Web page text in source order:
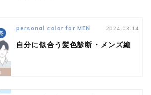
personal color for MEN 2024.03.14
自分に似合う髪色診断・メンズ編